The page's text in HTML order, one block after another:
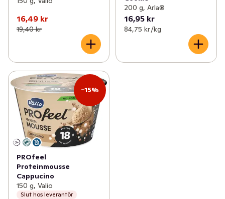
16,49 kr
19,40 kr
200 g, Arla®
16,95 kr
84,75 kr /kg
-15%
PROfeel
Proteinmousse
Cappucino
150 g, Valio
Slut hos leverantör